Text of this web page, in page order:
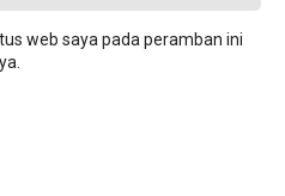
web saya pada peramban ini